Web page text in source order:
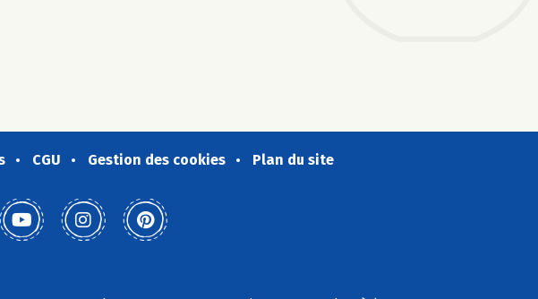
CGU Gestion des cookies Plan du site